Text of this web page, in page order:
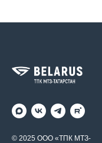
© 2025 ООО «ТПК МТЗ-